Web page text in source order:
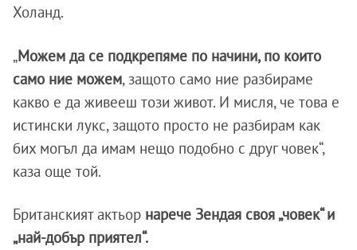
Холанд.
„Можем да се подкрепяме по начини, по които
само ние можем, защото само ние разбираме
какво е да живееш този живот. И мисля, че това е
истински лукс, защото просто не разбирам как
бих могъл да имам нещо подобно с друг човек“,
каза още той.
Британският актьор нарече Зендая своя „човек“ и
„най-добър приятел“.